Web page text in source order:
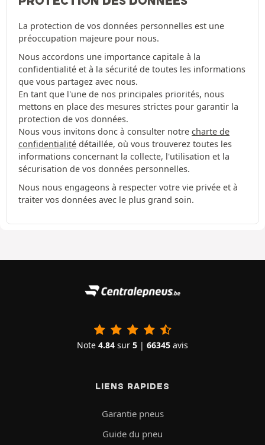
La protection de vos données personnelles est une
préoccupation majeure pour nous.
Nous accordons une importance capitale à la
confidentialité et à la sécurité de toutes les informations
que vous partagez avec nous.
En tant que l'une de nos principales priorités, nous
mettons en place des mesures strictes pour garantir la
protection de vos données.
Nous vous invitons donc à consulter notre charte de
confidentialité détaillée, où vous trouverez toutes les
informations concernant la collecte, l'utilisation et la
sécurisation de vos données personnelles.
Nous nous engageons à respecter votre vie privée et à
traiter vos données avec le plus grand soin.
Note 4.84 sur 5 | 66345 avis
LIENS RAPIDES
Garantie pneus
Guide du pneu